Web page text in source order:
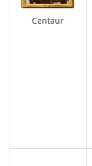
Centaur